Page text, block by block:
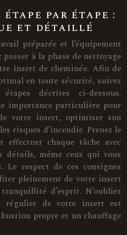
par étape :
et détaillé
préparée et l’équipement
passer à la phase de nettoyage
insert de cheminée. Afin de
en toute sécurité, suivez
décrites ci-dessous.
importance particulière pour
votre insert, optimiser son
risques d’incendie. Prenez le
effectuer chaque tâche avec
détails, même ceux qui vous
Le respect de ces consignes
pleinement de votre insert
d’esprit. N’oubliez
régulier de votre insert est
propre et un chauffage